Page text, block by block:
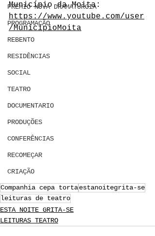
PRÉMIO NOVA DRAMATURGIA
PROGRAMAÇÃO
REBENTO
RESIDÊNCIAS
SOCIAL
TEATRO
DOCUMENTARIO
PRODUÇÕES
CONFERÊNCIAS
RECOMEÇAR
CRIAÇÃO
Município da Moita:
https://www.youtube.com/user
/MunicipioMoita
Companhia cepa tortaestanoitegrita-se
leituras de teatro
ESTA NOITE GRITA-SE
LEITURAS TEATRO